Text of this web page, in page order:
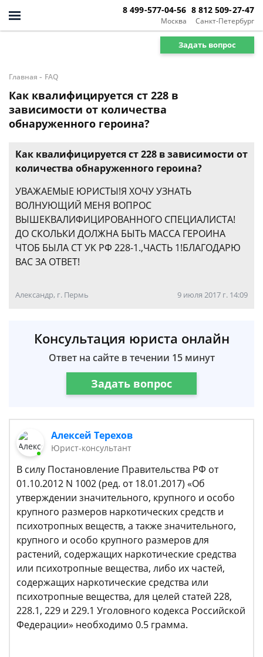
Москва
8 499-577-04-56
Санкт-Петербург
8 812 509-27-47
Задать вопрос
Главная - FAQ
Как квалифицируется ст 228 в
зависимости от количества
обнаруженного героина?
Как квалифицируется ст 228 в зависимости от
количества обнаруженного героина?
УВАЖАЕМЫЕ ЮРИСТЫ!Я ХОЧУ УЗНАТЬ
ВОЛНУЮЩИЙ МЕНЯ ВОПРОС
ВЫШЕКВАЛИФИЦИРОВАННОГО СПЕЦИАЛИСТА!
ДО СКОЛЬКИ ДОЛЖНА БЫТЬ МАССА ГЕРОИНА
ЧТОБ БЫЛА СТ УК РФ 228-1.,ЧАСТЬ 1!БЛАГОДАРЮ
ВАС ЗА ОТВЕТ!
Александр, г. Пермь 9 июля 2017 г. 14:09
Консультация юриста онлайн
Ответ на сайте в течении 15 минут
Задать вопрос
Алексей Терехов
Юрист-консультант
В силу Постановление Правительства РФ от
01.10.2012 N 1002 (ред. от 18.01.2017) «Об
утверждении значительного, крупного и особо
крупного размеров наркотических средств и
психотропных веществ, а также значительного,
крупного и особо крупного размеров для
растений, содержащих наркотические средства
или психотропные вещества, либо их частей,
содержащих наркотические средства или
психотропные вещества, для целей статей 228,
228.1, 229 и 229.1 Уголовного кодекса Российской
Федерации» необходимо 0.5 грамма.